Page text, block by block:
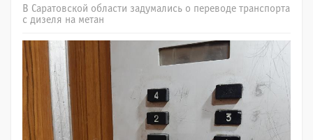
В Саратовской области задумались о переводе транспорта
с дизеля на метан